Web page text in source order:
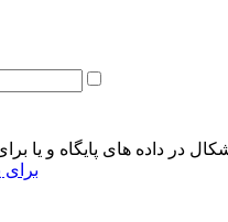
در داده های پایگاه و یا
برای